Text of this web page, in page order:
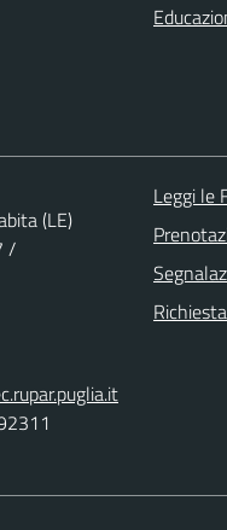
(LE)
/
Leggi le